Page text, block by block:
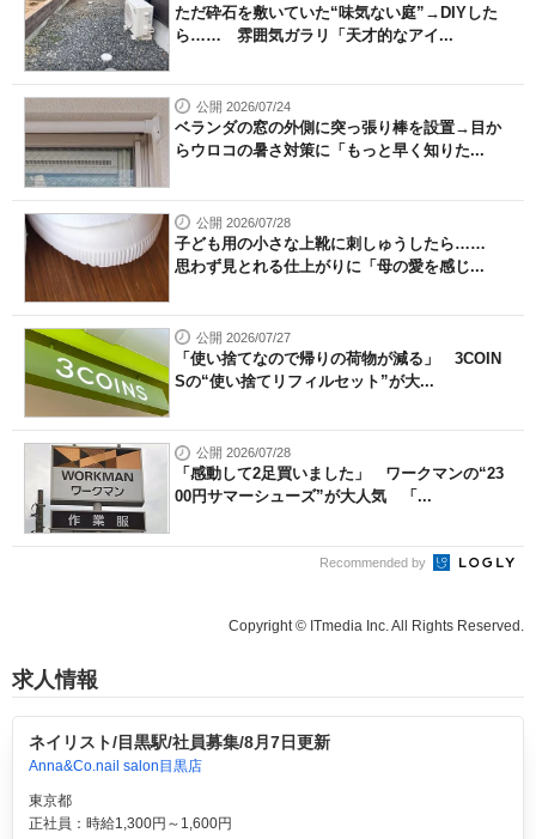
ただ砕石を敷いていた“味気ない庭”→DIYした
ら…… 雰囲気ガラリ「天才的なアイ...
公開 2026/07/24
ベランダの窓の外側に突っ張り棒を設置→目か
らウロコの暑さ対策に「もっと早く知りた...
公開 2026/07/28
子ども用の小さな上靴に刺しゅうしたら……
思わず見とれる仕上がりに「母の愛を感じ...
公開 2026/07/27
「使い捨てなので帰りの荷物が減る」 3COIN
Sの“使い捨てリフィルセット”が大...
公開 2026/07/28
「感動して2足買いました」 ワークマンの“23
00円サマーシューズ”が大人気 「...
Recommended by
Copyright © ITmedia Inc. All Rights Reserved.
求人情報
ネイリスト/目黒駅/社員募集/8月7日更新
Anna&Co.nail salon目黒店
東京都
正社員：時給1,300円～1,600円